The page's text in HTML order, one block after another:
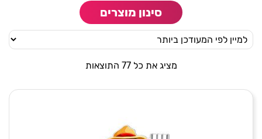
סינון מוצרים
מציג את כל 77 התוצאות